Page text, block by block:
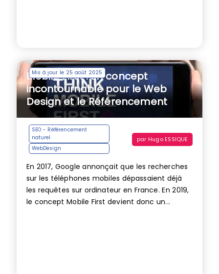
Mis à jour le 25 août 2025
Mobile First : un concept
incontournable pour le Web
Design et le Référencement
SEO - Référencement
naturel
WebDesign
par Hugo ESSIQUE
En 2017, Google annonçait que les recherches
sur les téléphones mobiles dépassaient déjà
les requêtes sur ordinateur en France. En 2019,
le concept Mobile First devient donc un...